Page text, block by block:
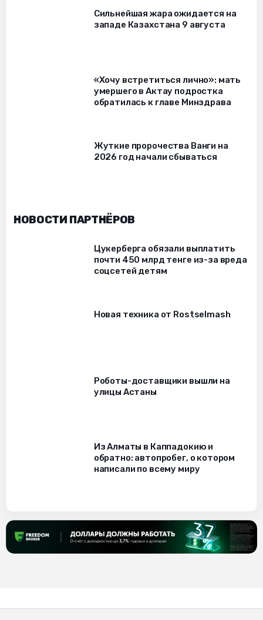
Сильнейшая жара ожидается на
западе Казахстана 9 августа
«Хочу встретиться лично»: мать
умершего в Актау подростка
обратилась к главе Минздрава
Жуткие пророчества Ванги на
2026 год начали сбываться
НОВОСТИ ПАРТНЁРОВ
Цукерберга обязали выплатить
почти 450 млрд тенге из-за вреда
соцсетей детям
Новая техника от Rostselmash
Роботы-доставщики вышли на
улицы Астаны
Из Алматы в Каппадокию и
обратно: автопробег, о котором
написали по всему миру